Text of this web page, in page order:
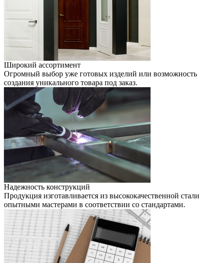
Широкий ассортимент
Огромный выбор уже готовых изделий или возможность
создания уникального товара под заказ.
Надежность конструкций
Продукция изготавливается из высококачественной стали
опытными мастерами в соответствии со стандартами.